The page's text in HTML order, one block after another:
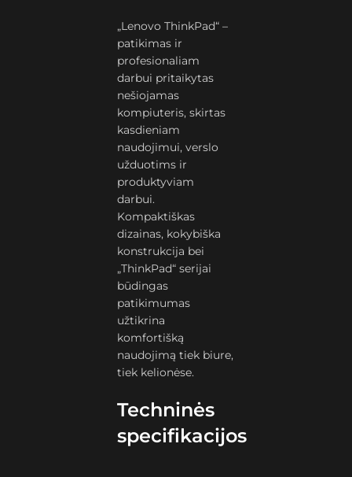
„Lenovo ThinkPad“ –
patikimas ir
profesionaliam
darbui pritaikytas
nešiojamas
kompiuteris, skirtas
kasdieniam
naudojimui, verslo
užduotims ir
produktyviam
darbui.
Kompaktiškas
dizainas, kokybiška
konstrukcija bei
„ThinkPad“ serijai
būdingas
patikimumas
užtikrina
komfortišką
naudojimą tiek biure,
tiek kelionėse.
Techninės
specifikacijos